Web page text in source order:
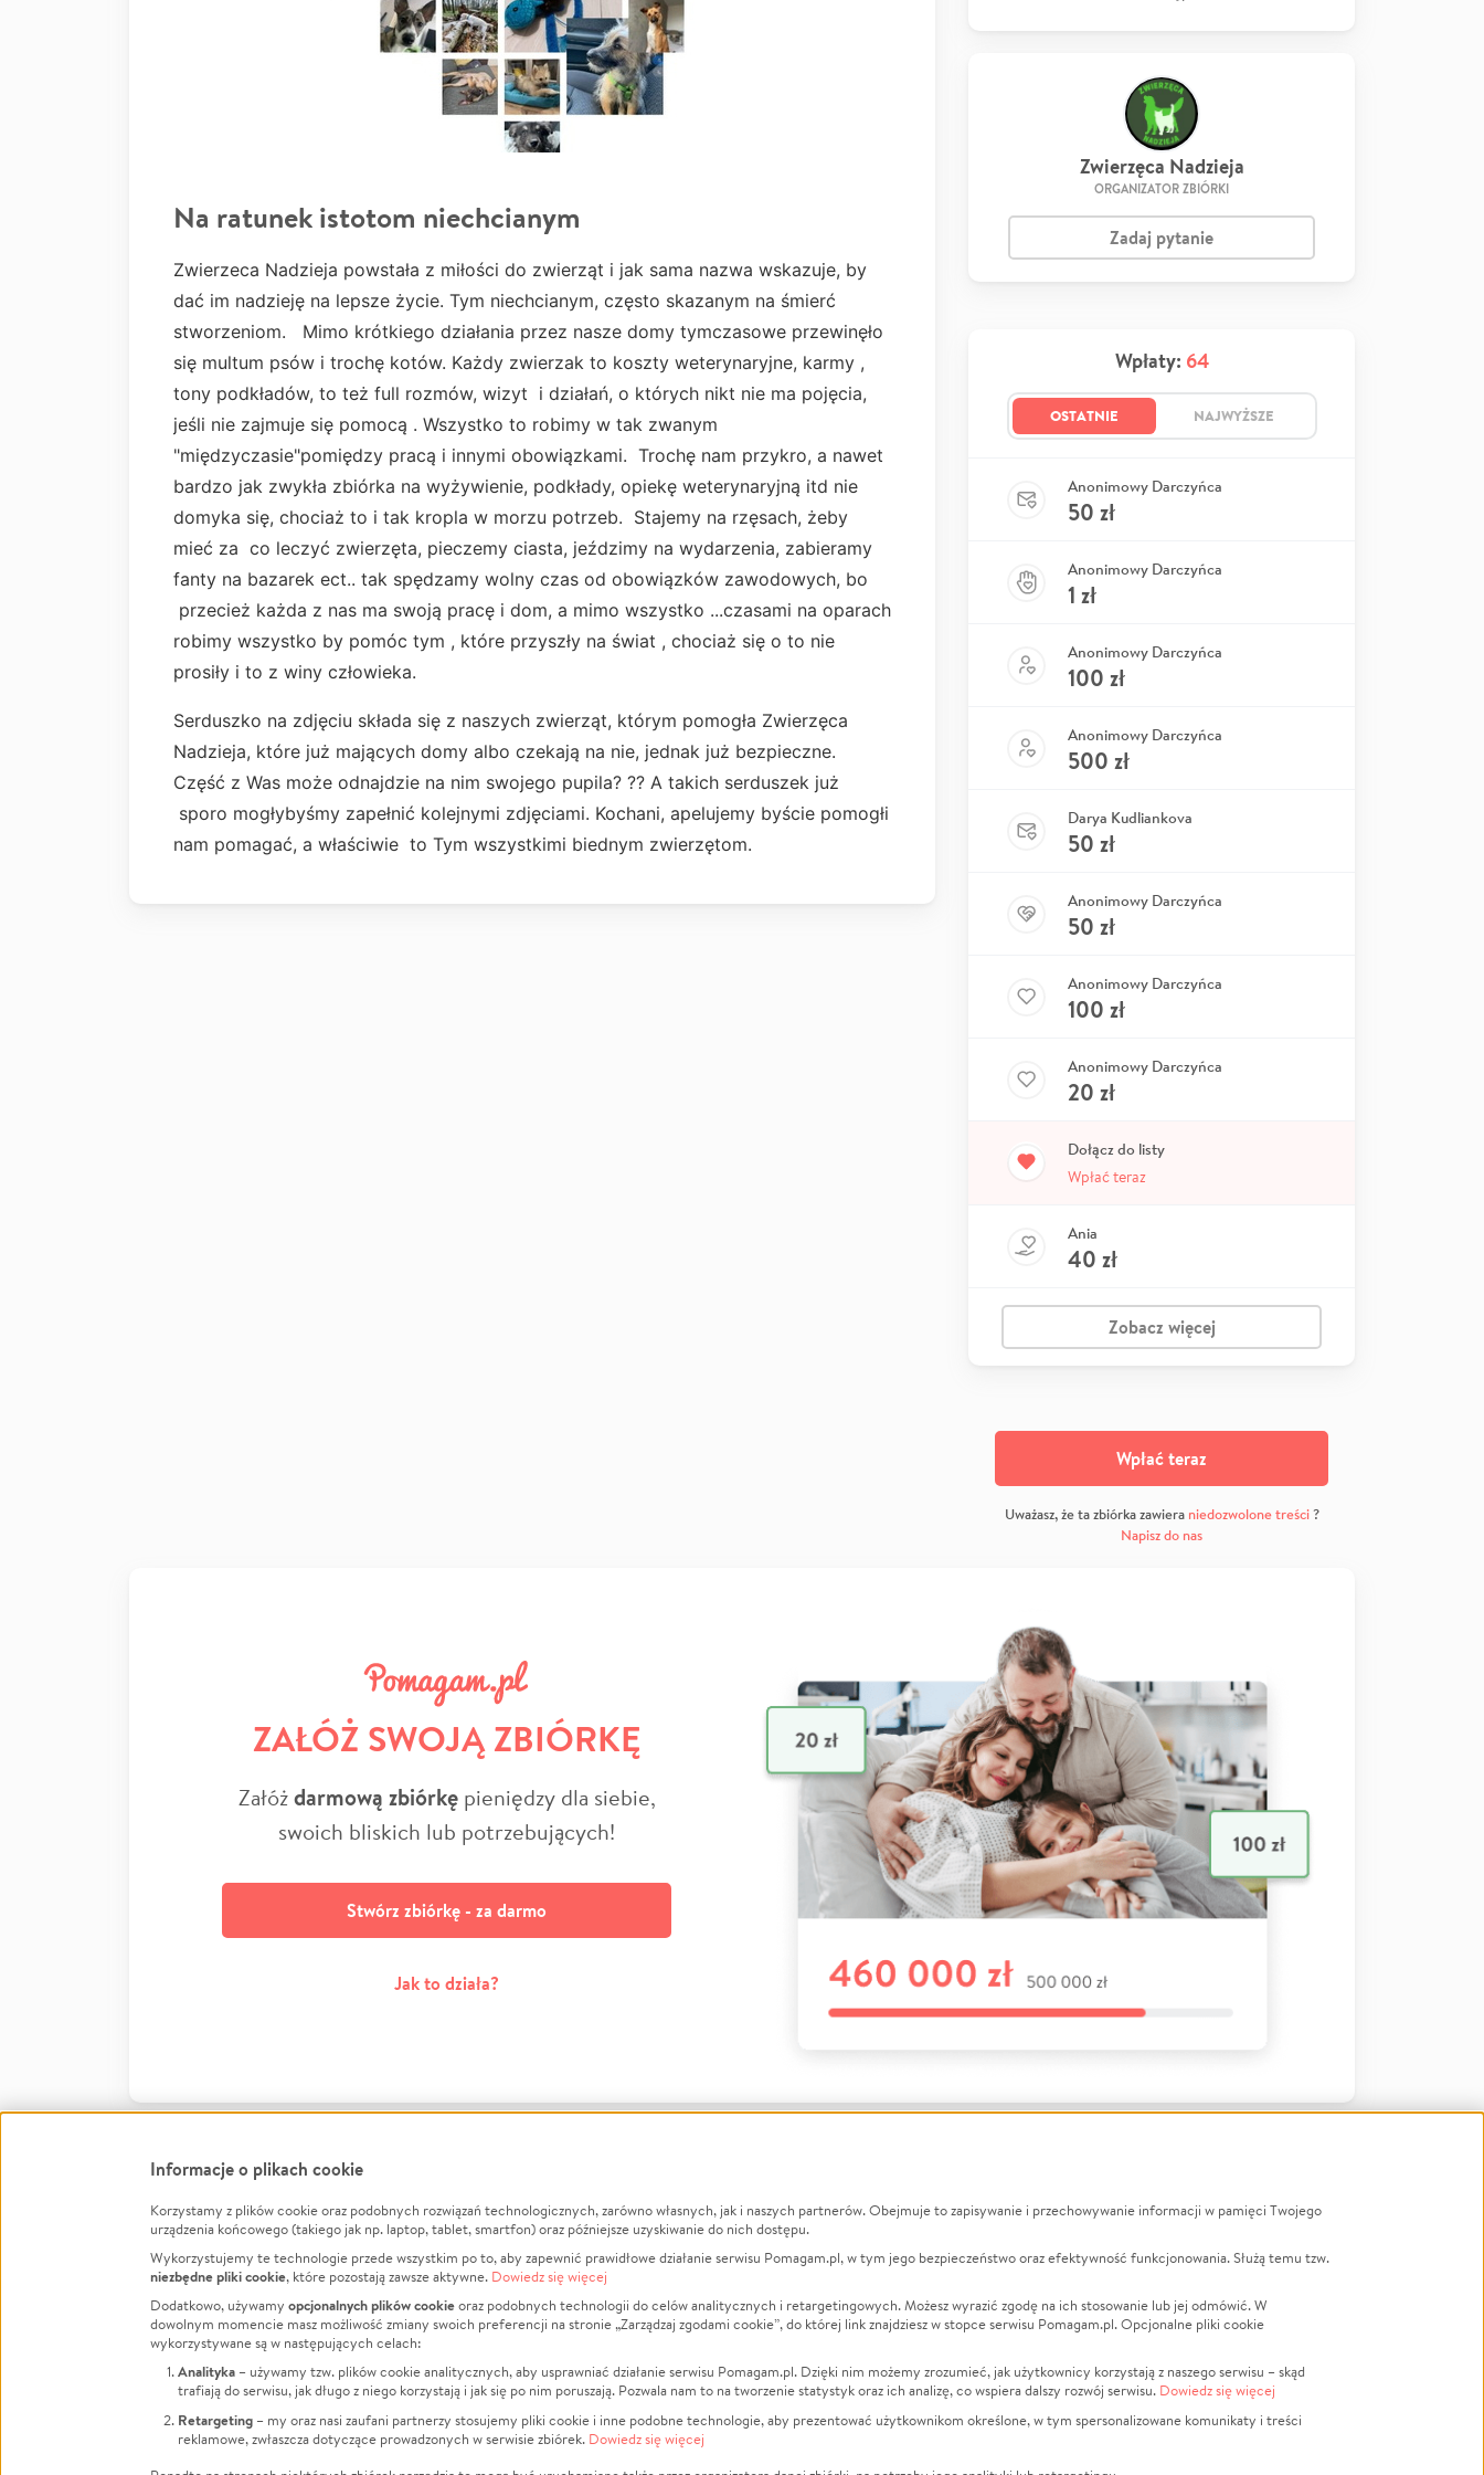
Na ratunek istotom niechcianym
Zwierzeca Nadzieja powstała z miłości do zwierząt i jak sama nazwa wskazuje, by
dać im nadzieję na lepsze życie. Tym niechcianym, często skazanym na śmierć
stworzeniom. Mimo krótkiego działania przez nasze domy tymczasowe przewinęło
się multum psów i trochę kotów. Każdy zwierzak to koszty weterynaryjne, karmy ,
tony podkładów, to też full rozmów, wizyt i działań, o których nikt nie ma pojęcia,
jeśli nie zajmuje się pomocą . Wszystko to robimy w tak zwanym
"międzyczasie"pomiędzy pracą i innymi obowiązkami. Trochę nam przykro, a nawet
bardzo jak zwykła zbiórka na wyżywienie, podkłady, opiekę weterynaryjną itd nie
domyka się, chociaż to i tak kropla w morzu potrzeb. Stajemy na rzęsach, żeby
mieć za co leczyć zwierzęta, pieczemy ciasta, jeździmy na wydarzenia, zabieramy
fanty na bazarek ect.. tak spędzamy wolny czas od obowiązków zawodowych, bo
przecież każda z nas ma swoją pracę i dom, a mimo wszystko ...czasami na oparach
robimy wszystko by pomóc tym , które przyszły na świat , chociaż się o to nie
prosiły i to z winy człowieka.
Serduszko na zdjęciu składa się z naszych zwierząt, którym pomogła Zwierzęca
Nadzieja, które już mających domy albo czekają na nie, jednak już bezpieczne.
Część z Was może odnajdzie na nim swojego pupila? ?? A takich serduszek już
sporo mogłybyśmy zapełnić kolejnymi zdjęciami. Kochani, apelujemy byście pomogłi
nam pomagać, a właściwie to Tym wszystkimi biednym zwierzętom.
Zwierzęca Nadzieja
ORGANIZATOR ZBIÓRKI
Zadaj pytanie
Wpłaty: 64
OSTATNIE NAJWYŻSZE
Anonimowy Darczyńca
50 zł
Anonimowy Darczyńca
1 zł
Anonimowy Darczyńca
100 zł
Anonimowy Darczyńca
500 zł
Darya Kudliankova
50 zł
Anonimowy Darczyńca
50 zł
Anonimowy Darczyńca
100 zł
Anonimowy Darczyńca
20 zł
Dołącz do listy
Wpłać teraz
Ania
40 zł
Zobacz więcej
Wpłać teraz
Uważasz, że ta zbiórka zawiera niedozwolone treści?
Napisz do nas
ZAŁÓŻ SWOJĄ ZBIÓRKĘ
Załóżdarmową zbiórkępieniędzy dla siebie,
swoich bliskich lub potrzebujących!
Stwórz zbiórkę - za darmo
Jak to działa?
FacebookTwitter Instagram
LinkedInTikTok Youtube
Informacje
Jak to działa?
Regulamin
Polityka Prywatności
Kontakt
Porównanie serwisów
Polityka plików cookie
Zarządzaj zgodami cookie
O nas
Opinie
Raporty
Za darmo
Dla NGO
Fundacja Pomagam.pl
Zbieraj na
Leczenie
Zwierzęta
Pożar
Sport
Pomoc Finansowa
Pogrzeb
LGBTQ+
Powódź
Wichura
Religia
Edukacja
Informacje o plikach cookie
Korzystamy z plików cookie oraz podobnych rozwiązań technologicznych, zarówno własnych, jak i naszych partnerów. Obejmuje to zapisywanie i przechowywanie informacji w pamięci Twojego
urządzenia końcowego (takiego jak np. laptop, tablet, smartfon) oraz późniejsze uzyskiwanie do nich dostępu.
Wykorzystujemy te technologie przede wszystkim po to, aby zapewnić prawidłowe działanie serwisu Pomagam.pl, w tym jego bezpieczeństwo oraz efektywność funkcjonowania. Służą temu tzw.
niezbędne pliki cookie, które pozostają zawsze aktywne. Dowiedz się więcej
Dodatkowo, używamy opcjonalnych plików cookieoraz podobnych technologii do celów analitycznych i retargetingowych. Możesz wyrazić zgodę na ich stosowanie lub jej odmówić. W
dowolnym momencie masz możliwość zmiany swoich preferencji na stronie „Zarządzaj zgodami cookie”, do której link znajdziesz w stopce serwisu Pomagam.pl. Opcjonalne pliki cookie
wykorzystywane są w następujących celach:
Analityka – używamy tzw. plików cookie analitycznych, aby usprawniać działanie serwisu Pomagam.pl. Dzięki nim możemy zrozumieć, jak użytkownicy korzystają z naszego serwisu – skąd
trafiają do serwisu, jak długo z niego korzystają i jak się po nim poruszają. Pozwala nam to na tworzenie statystyk oraz ich analizę, co wspiera dalszy rozwój serwisu. Dowiedz się więcej
Retargeting – my oraz nasi zaufani partnerzy stosujemy pliki cookie i inne podobne technologie, aby prezentować użytkownikom określone, w tym spersonalizowane komunikaty i treści
reklamowe, zwłaszcza dotyczące prowadzonych w serwisie zbiórek. Dowiedz się więcej